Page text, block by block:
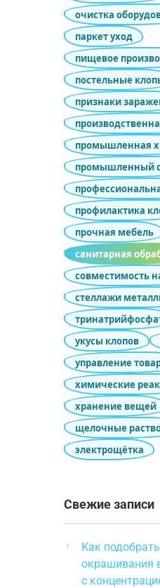
очистка
паркет уход
пищевое
постельные
признаки
промышленная
промышленный
профилактика
прочная мебель
санитарная
совместимость
стеллажи
укусы клопов
управление
химические
хранение вещей
щелочные
электрощётка
Свежие записи
Как
окрашивания
с